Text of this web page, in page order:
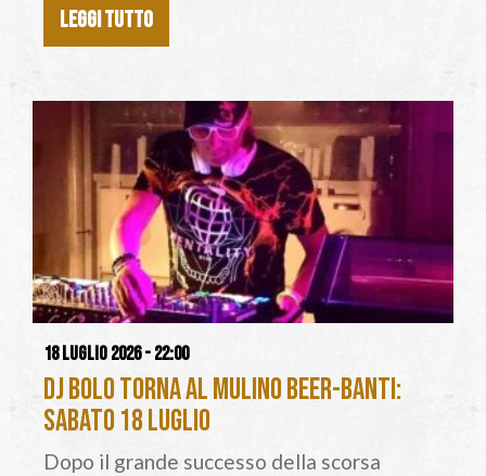
LEGGI TUTTO
18 luglio 2026 - 22:00
DJ Bolo torna al Mulino Beer-Banti:
sabato 18 luglio
Dopo il grande successo della scorsa